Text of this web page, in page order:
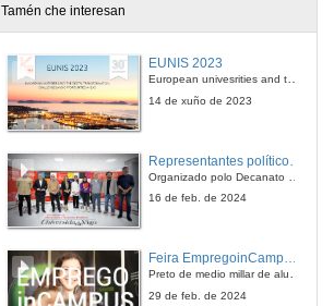
Clausura
13 de feb. de 2007
Tamén che interesan
EUNIS 2023
European univesrities and the digital transformation: challenges and opportunities ahead
14 de xuño de 2023
Organizado polo Decanato e a Delegación de Alumnado de Dirección e Xestión Pública e coa participación de candidatos de PP, BNG, PSOE, Sumar e Podemos
16 de feb. de 2024
Feira EmpregoinCampus Vigo 2024
Preto de medio millar de alumnas e alumnos buscan coñecer máis de preto as oportunidades que lles achegan as arredor de medio cento de empresas que participan na edición viguesa da feira. Xunto coa visita aos stands, durante a feria desenvólvense varias actividades complementarias, como obradoiros, conversas, mesas redondas ou o pasaporte de empregabilidade, un espazo no que poderán recibir asesoramento sobre o seu CV.
29 de feb. de 2024